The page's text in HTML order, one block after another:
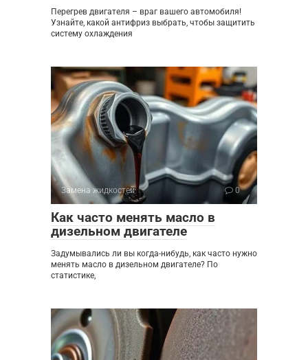
Перегрев двигателя – враг вашего автомобиля!
Узнайте, какой антифриз выбрать, чтобы защитить
систему охлаждения
Замена жидкостей 0
Как часто менять масло в
дизельном двигателе
Задумывались ли вы когда-нибудь, как часто нужно
менять масло в дизельном двигателе? По
статистике,